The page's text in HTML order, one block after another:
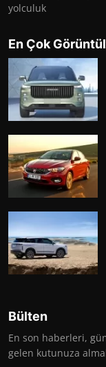
yolculuk
En Çok
Bülten
En son haberleri,
gelen kutunuza